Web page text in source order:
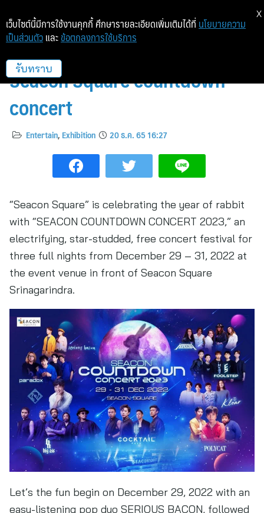
Step into 2023 with a blast at
Seacon Square countdown
concert
Entertain, Exhibition 20 ธ.ค. 65 16:27
“Seacon Square” is celebrating the year of rabbit
with “SEACON COUNTDOWN CONCERT 2023,” an
electrifying, star-studded, free concert festival for
three full nights from December 29 – 31, 2022 at
the event venue in front of Seacon Square
Srinagarindra.
Let’s the fun begin on December 29, 2022 with an
easy-listening pop duo SERIOUS BACON, followed
เว็บไซต์นี้มีการใช้งานคุกกี้ ศึกษารายละเอียดเพิ่มเติมได้ที่ นโยบายความ
เป็นส่วนตัว และ ข้อตกลงการใช้บริการ
รับทราบ
X